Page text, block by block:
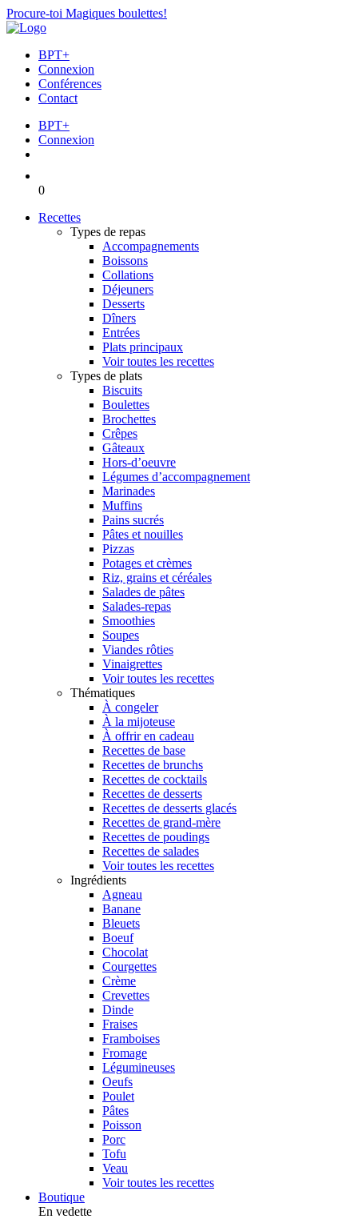
Procure-toi Magiques boulettes!
BPT+
Connexion
Conférences
Contact
BPT+
Connexion
0
Recettes
Types de repas
Accompagnements
Boissons
Collations
Déjeuners
Desserts
Dîners
Entrées
Plats principaux
Voir toutes les recettes
Types de plats
Biscuits
Boulettes
Brochettes
Crêpes
Gâteaux
Hors-d’oeuvre
Légumes d’accompagnement
Marinades
Muffins
Pains sucrés
Pâtes et nouilles
Pizzas
Potages et crèmes
Riz, grains et céréales
Salades de pâtes
Salades-repas
Smoothies
Soupes
Viandes rôties
Vinaigrettes
Voir toutes les recettes
Thématiques
À congeler
À la mijoteuse
À offrir en cadeau
Recettes de base
Recettes de brunchs
Recettes de cocktails
Recettes de desserts
Recettes de desserts glacés
Recettes de grand-mère
Recettes de poudings
Recettes de salades
Voir toutes les recettes
Ingrédients
Agneau
Banane
Bleuets
Boeuf
Chocolat
Courgettes
Crème
Crevettes
Dinde
Fraises
Framboises
Fromage
Légumineuses
Oeufs
Poulet
Pâtes
Poisson
Porc
Tofu
Veau
Voir toutes les recettes
Boutique
En vedette